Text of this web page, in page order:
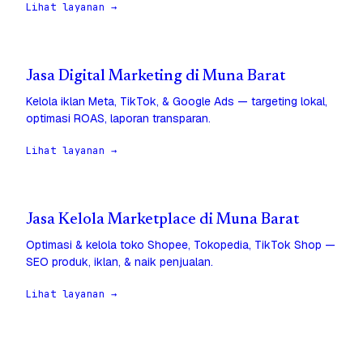
Lihat layanan →
Jasa Digital Marketing di Muna Barat
Kelola iklan Meta, TikTok, & Google Ads — targeting lokal,
optimasi ROAS, laporan transparan.
Lihat layanan →
Jasa Kelola Marketplace di Muna Barat
Optimasi & kelola toko Shopee, Tokopedia, TikTok Shop —
SEO produk, iklan, & naik penjualan.
Lihat layanan →